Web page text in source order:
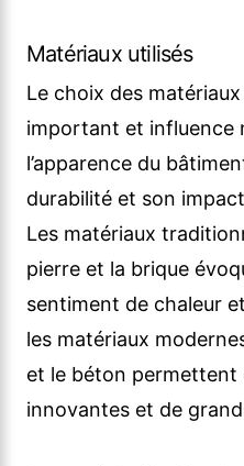
Matériaux utilisés
Le choix des
important et influence
l’apparence du
durabilité et son
Les matériaux
pierre et la brique
sentiment de chaleur
les matériaux
et le béton permettent
innovantes et de